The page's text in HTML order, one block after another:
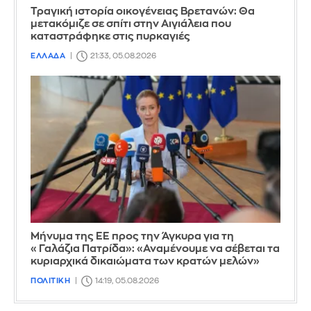
Τραγική ιστορία οικογένειας Βρετανών: Θα
μετακόμιζε σε σπίτι στην Αιγιάλεια που
καταστράφηκε στις πυρκαγιές
ΕΛΛΑΔΑ 21:33, 05.08.2026
Μήνυμα της ΕΕ προς την Άγκυρα για τη
«Γαλάζια Πατρίδα»: «Αναμένουμε να σέβεται τα
κυριαρχικά δικαιώματα των κρατών μελών»
ΠΟΛΙΤΙΚΗ 14:19, 05.08.2026